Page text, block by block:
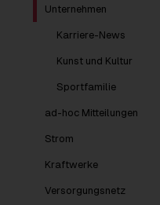
Unternehmen
Karriere-News
Kunst und Kultur
Sportfamilie
ad-hoc Mitteilungen
Strom
Kraftwerke
Versorgungsnetz